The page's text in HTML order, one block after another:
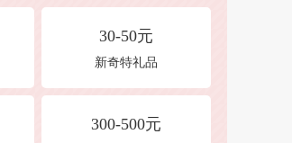
30-50元
新奇特礼品
300-500元